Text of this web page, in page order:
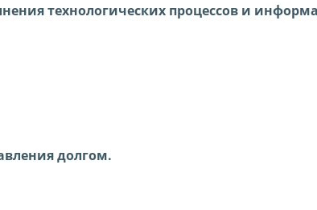
технологических процессов и
долгом.